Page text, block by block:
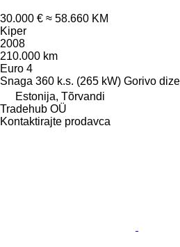
30.000 € ≈ 58.660 KM
Kiper
2008
210.000 km
Euro 4
Snaga 360 k.s. (265 kW) Gorivo dizel
Estonija, Tõrvandi
Tradehub OÜ
Kontaktirajte prodavca